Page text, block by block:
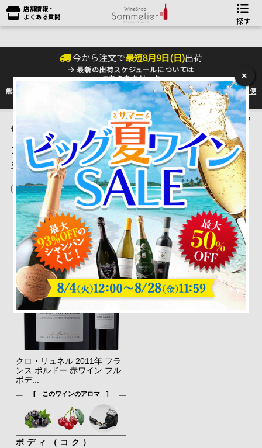
店舗情報・
よくある質問
探す
今から注文で最短8月9日(日)出荷
最新の出荷スケジュールについては
こちらをクリック
熊本地震の影響により九州への配送に遅れが生じております。最新情報は佐川急便
のHP
をご確認下さい。
産地で探す ＞ フランス ＞ボルドーワイン ＞
ボルドーその
他
クロ・リュネル
1 ～ 1 件目を表示しています。（全1件）
並べ替え
在庫切れを除く
クロ・リュネル 2011年 フラ
ンス ボルドー 赤ワイン フル
ボデ...
[ このワインのアロマ ]
ボディ（コク）
×